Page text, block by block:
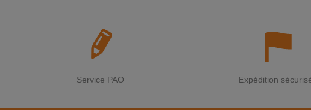
Service PAO Expédition